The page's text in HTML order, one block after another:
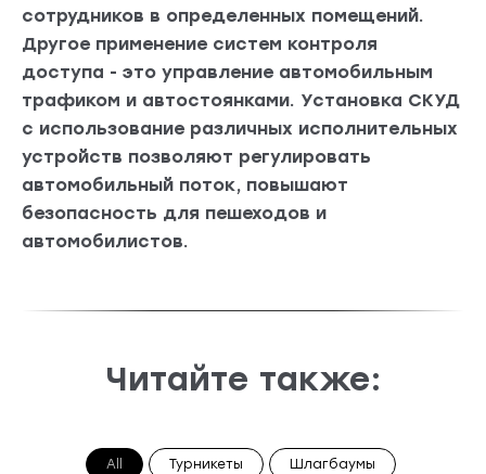
сотрудников в определенных помещений.
Другое применение систем контроля
доступа - это управление автомобильным
трафиком и автостоянками. Установка СКУД
с использование различных исполнительных
устройств позволяют регулировать
автомобильный поток, повышают
безопасность для пешеходов и
автомобилистов.
Читайте также:
All Турникеты Шлагбаумы